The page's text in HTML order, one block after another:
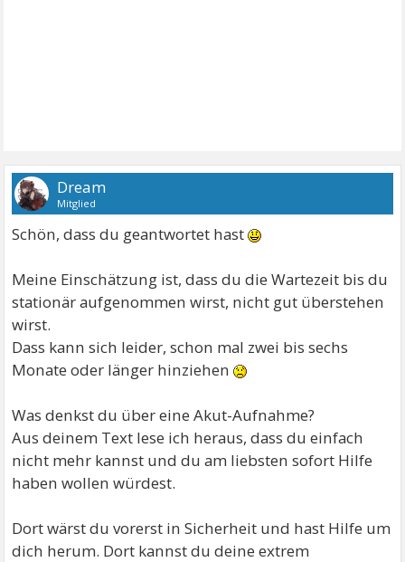
Dream
Mitglied
Schön, dass du geantwortet hast
Meine Einschätzung ist, dass du die Wartezeit bis du
stationär aufgenommen wirst, nicht gut überstehen
wirst.
Dass kann sich leider, schon mal zwei bis sechs
Monate oder länger hinziehen
Was denkst du über eine Akut-Aufnahme?
Aus deinem Text lese ich heraus, dass du einfach
nicht mehr kannst und du am liebsten sofort Hilfe
haben wollen würdest.
Dort wärst du vorerst in Sicherheit und hast Hilfe um
dich herum. Dort kannst du deine extrem